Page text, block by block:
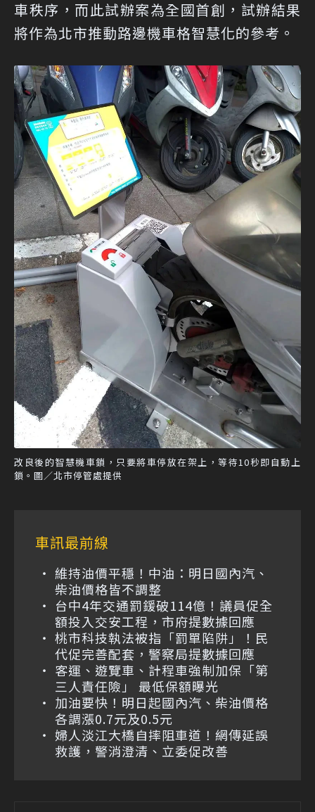
車秩序，而此試辦案為全國首創，試辦結果
將作為北市推動路邊機車格智慧化的參考。
改良後的智慧機車鎖，只要將車停放在架上，等待10秒即自動上
鎖。圖／北市停管處提供
車訊最前線
維持油價平穩！中油：明日國內汽、
柴油價格皆不調整
台中4年交通罰鍰破114億！議員促全
額投入交安工程，市府提數據回應
桃市科技執法被指「罰單陷阱」！民
代促完善配套，警察局提數據回應
客運、遊覽車、計程車強制加保「第
三人責任險」 最低保額曝光
加油要快！明日起國內汽、柴油價格
各調漲0.7元及0.5元
婦人淡江大橋自摔阻車道！網傳延誤
救護，警消澄清、立委促改善